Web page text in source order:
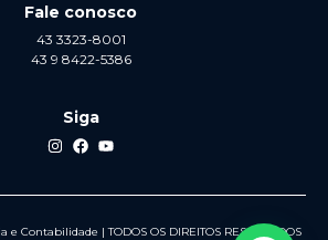
Fale conosco
43 3323-8001
43 9 8422-5386
Siga
Contabilidade | TODOS OS DIREITOS RESERVADOS